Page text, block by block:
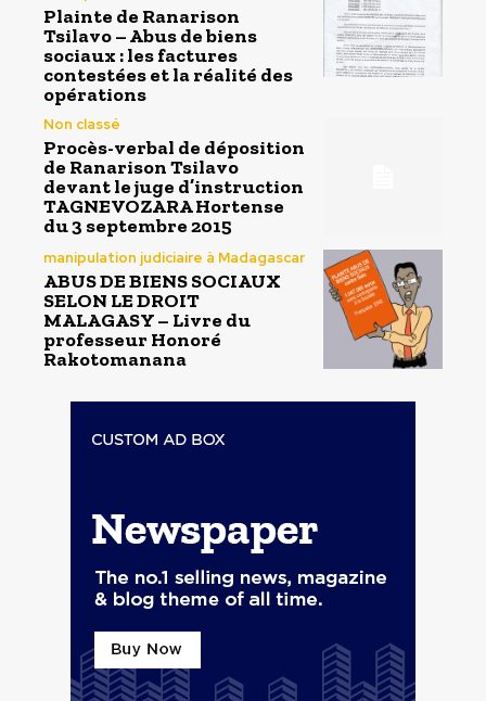
Plainte de Ranarison
Tsilavo – Abus de biens
sociaux : les factures
contestées et la réalité des
opérations
Non classé
Procès-verbal de déposition
de Ranarison Tsilavo
devant le juge d’instruction
TAGNEVOZARA Hortense
du 3 septembre 2015
manipulation judiciaire à Madagascar
ABUS DE BIENS SOCIAUX
SELON LE DROIT
MALAGASY – Livre du
professeur Honoré
Rakotomanana